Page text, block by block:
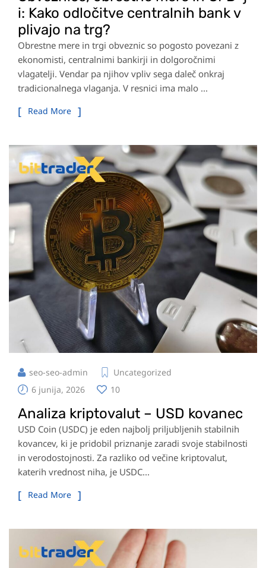
i: Kako odločitve centralnih bank v
plivajo na trg?
Obrestne mere in trgi obveznic so pogosto povezani z
ekonomisti, centralnimi bankirji in dolgoročnimi
vlagatelji. Vendar pa njihov vpliv sega daleč onkraj
tradicionalnega vlaganja. V resnici ima malo ...
Read More
seo-seo-admin
Uncategorized
6 junija, 2026
10
Analiza kriptovalut – USD kovanec
USD Coin (USDC) je eden najbolj priljubljenih stabilnih
kovancev, ki je pridobil priznanje zaradi svoje stabilnosti
in verodostojnosti. Za razliko od večine kriptovalut,
katerih vrednost niha, je USDC...
Read More